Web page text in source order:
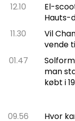
12.10
El-
Hauts-
11.30
Vil
vende
01.47
man
købt i
09.56
Hvor